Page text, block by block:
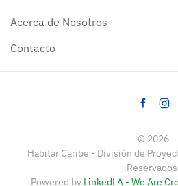
Acerca de Nosotros
Contacto
© 2026
Habitar Caribe - División de
Powered by LinkedLA - We Are